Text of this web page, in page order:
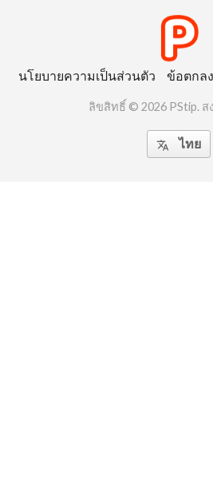
นโยบายความเป็นส่วนตัว ข้อตกล
ลิขสิทธิ์ © 2026 PStip.
 ไทย